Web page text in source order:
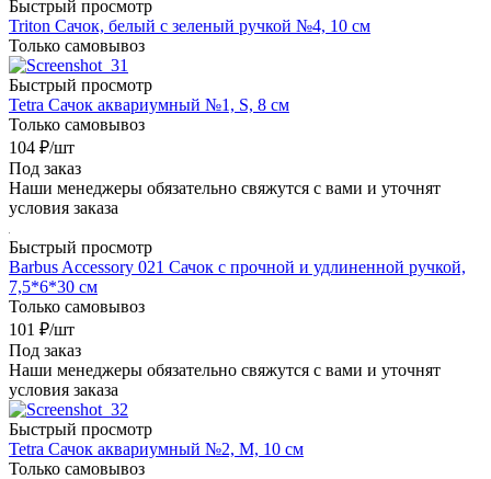
Быстрый просмотр
Triton Сачок, белый с зеленый ручкой №4, 10 см
Только самовывоз
Быстрый просмотр
Tetra Сачок аквариумный №1, S, 8 см
Только самовывоз
104 ₽/шт
Под заказ
Наши менеджеры обязательно свяжутся с вами и уточнят
условия заказа
Быстрый просмотр
Barbus Accessory 021 Сачок с прочной и удлиненной ручкой,
7,5*6*30 см
Только самовывоз
101 ₽/шт
Под заказ
Наши менеджеры обязательно свяжутся с вами и уточнят
условия заказа
Быстрый просмотр
Tetra Сачок аквариумный №2, M, 10 см
Только самовывоз